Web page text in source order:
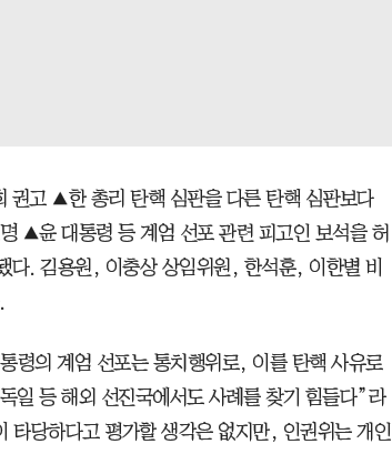
권고 ▲한 총리 탄핵 심판을 다른 탄핵 심판보다
▲윤 대통령 등 계엄 선포 관련 피고인 보석을 허
다. 김용원, 이충상 상임위원, 한석훈, 이한별 비
령의 계엄 선포는 통치행위로, 이를 탄핵 사유로
일 등 해외 선진국에서도 사례를 찾기 힘들다”라
타당하다고 평가할 생각은 없지만, 인권위는 개인